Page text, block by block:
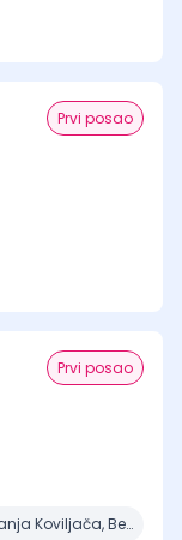
Prvi posao
Prvi posao
Aranđelovac, Bač, Banja Koviljača, Beograd, Boljevac + 16 mesta